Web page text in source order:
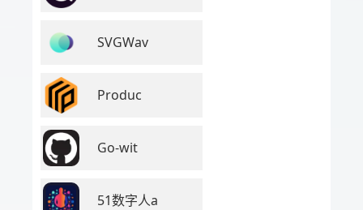
SVGWav
Produc
Go-wit
51数字人a